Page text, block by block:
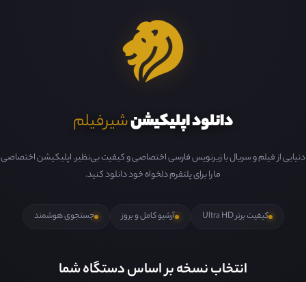
دانلود اپلیکیشنشیرفیلم
دنیایی از فیلم و سریال با زیرنویس فارسی اختصاصی و کیفیت بی‌نظیر. اپلیکیشن اختصاصی
ما را برای پلتفرم دلخواه خود دانلود کنید.
کیفیت برتر Ultra HD آرشیو کامل و بروز جستجوی هوشمند
انتخاب نسخه بر اساس دستگاه شما